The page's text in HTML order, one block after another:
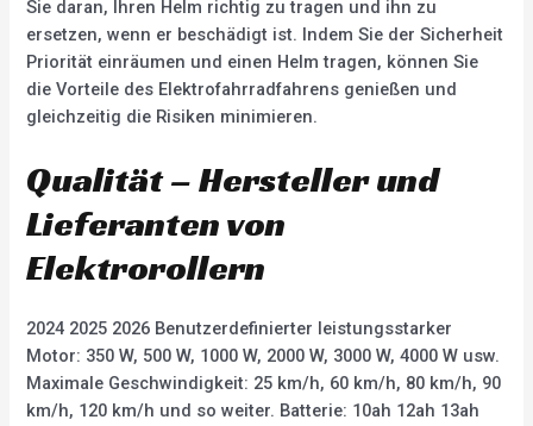
Sie daran, Ihren Helm richtig zu tragen und ihn zu
ersetzen, wenn er beschädigt ist. Indem Sie der Sicherheit
Priorität einräumen und einen Helm tragen, können Sie
die Vorteile des Elektrofahrradfahrens genießen und
gleichzeitig die Risiken minimieren.
Qualität – Hersteller und
Lieferanten von
Elektrorollern
2024 2025 2026 Benutzerdefinierter leistungsstarker
Motor: 350 W, 500 W, 1000 W, 2000 W, 3000 W, 4000 W usw.
Maximale Geschwindigkeit: 25 km/h, 60 km/h, 80 km/h, 90
km/h, 120 km/h und so weiter. Batterie: 10ah 12ah 13ah